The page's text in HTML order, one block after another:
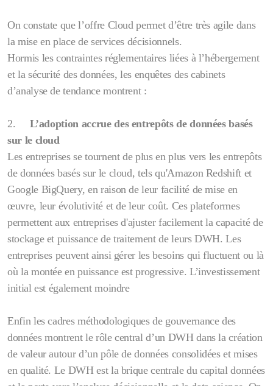
On constate que l’offre Cloud permet d’être très agile dans
la mise en place de services décisionnels.
Hormis les contraintes réglementaires liées à l’hébergement
et la sécurité des données, les enquêtes des cabinets
d’analyse de tendance montrent :
2. L’adoption accrue des entrepôts de données basés
sur le cloud
Les entreprises se tournent de plus en plus vers les entrepôts
de données basés sur le cloud, tels qu'Amazon Redshift et
Google BigQuery, en raison de leur facilité de mise en
œuvre, leur évolutivité et de leur coût. Ces plateformes
permettent aux entreprises d'ajuster facilement la capacité de
stockage et puissance de traitement de leurs DWH. Les
entreprises peuvent ainsi gérer les besoins qui fluctuent ou là
où la montée en puissance est progressive. L’investissement
initial est également moindre
Enfin les cadres méthodologiques de gouvernance des
données montrent le rôle central d’un DWH dans la création
de valeur autour d’un pôle de données consolidées et mises
en qualité. Le DWH est la brique centrale du capital données